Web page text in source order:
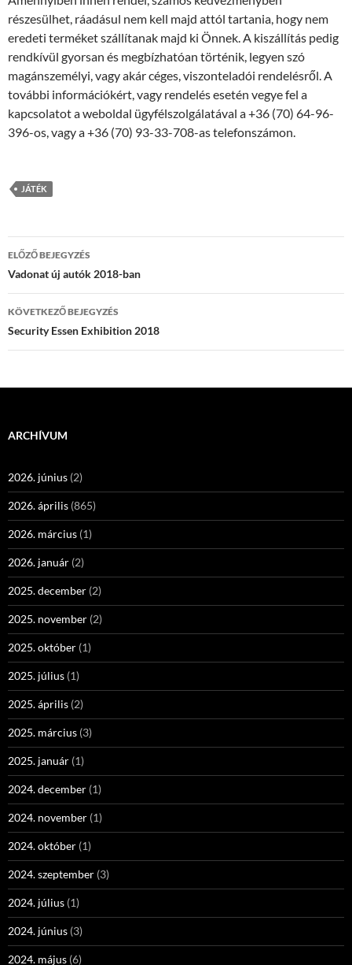
részesülhet, ráadásul nem kell majd attól tartania, hogy nem
eredeti terméket szállítanak majd ki Önnek. A kiszállítás pedig
rendkívül gyorsan és megbízhatóan történik, legyen szó
magánszemélyi, vagy akár céges, viszonteladói rendelésről. A
további információkért, vagy rendelés esetén vegye fel a
kapcsolatot a weboldal ügyfélszolgálatával a +36 (70) 64-96-
396-os, vagy a +36 (70) 93-33-708-as telefonszámon.
JÁTÉK
Bejegyzés
navigáció
ELŐZŐ BEJEGYZÉS
Vadonat új autók 2018-ban
KÖVETKEZŐ BEJEGYZÉS
Security Essen Exhibition 2018
ARCHÍVUM
2026. június (2)
2026. április (865)
2026. március (1)
2026. január (2)
2025. december (2)
2025. november (2)
2025. október (1)
2025. július (1)
2025. április (2)
2025. március (3)
2025. január (1)
2024. december (1)
2024. november (1)
2024. október (1)
2024. szeptember (3)
2024. július (1)
2024. június (3)
2024. május (6)